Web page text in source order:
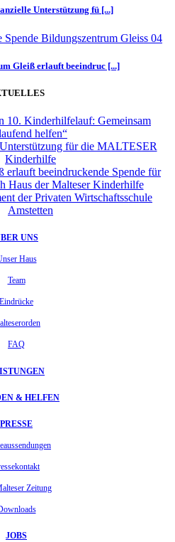
Unterstützung fü [...]
Gleiß erlauft beeindruc [...]
10. Kinderhilfelauf: Gemeinsam
helfen“
für die MALTESER
Kinderhilfe
erlauft beeindruckende Spende für
Haus der Malteser Kinderhilfe
der Privaten Wirtschaftsschule
Amstetten
UNS
Haus
Team
Eindrücke
FAQ
& HELFEN
PRESSE
Zeitung
JOBS